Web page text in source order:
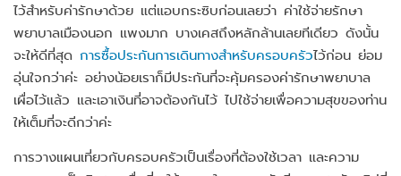
ไว้สำหรับค่ารักษาด้วย แต่แอบกระซิบก่อนเลยว่า ค่าใช้จ่ายรักษา
พยาบาลเมืองนอก แพงมาก บางเคสถึงหลักล้านเลยทีเดียว ดังนั้น
จะให้ดีที่สุด การซื้อประกันการเดินทางสำหรับครอบครัวไว้ก่อน ย่อม
อุ่นใจกว่าค่ะ อย่างน้อยเราก็มีประกันที่จะคุ้มครองค่ารักษาพยาบาล
เผื่อไว้แล้ว และเอาเงินที่อาจต้องกันไว้ ไปใช้จ่ายเพื่อความสุขของท่าน
ให้เต็มที่จะดีกว่าค่ะ
การวางแผนเที่ยวกับครอบครัวเป็นเรื่องที่ต้องใช้เวลา และความ